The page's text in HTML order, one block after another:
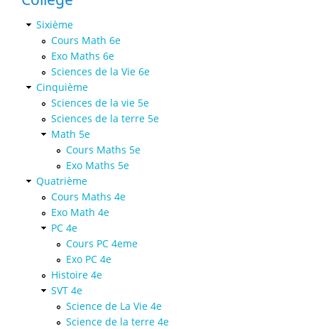
Sixième
Cours Math 6e
Exo Maths 6e
Sciences de la Vie 6e
Cinquième
Sciences de la vie 5e
Sciences de la terre 5e
Math 5e
Cours Maths 5e
Exo Maths 5e
Quatrième
Cours Maths 4e
Exo Math 4e
PC 4e
Cours PC 4eme
Exo PC 4e
Histoire 4e
SVT 4e
Science de La Vie 4e
Science de la terre 4e